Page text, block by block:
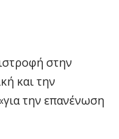
στην
και την
την επανένωση